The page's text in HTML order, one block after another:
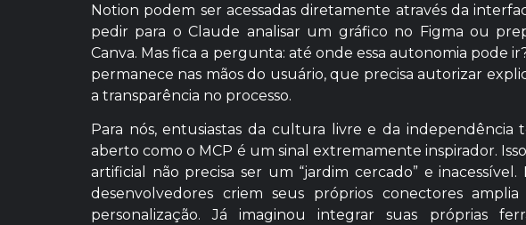
Notion podem ser acessadas diretamente através da
pedir para o Claude analisar um gráfico no Figma ou
Canva. Mas fica a pergunta: até onde essa autonomia pode
permanece nas mãos do usuário, que precisa autorizar
a transparência no processo.
Para nós, entusiastas da cultura livre e da
aberto como o MCP é um sinal extremamente inspirador.
artificial não precisa ser um “jardim cercado” e
desenvolvedores criem seus próprios conectores
personalização. Já imaginou integrar suas próprias